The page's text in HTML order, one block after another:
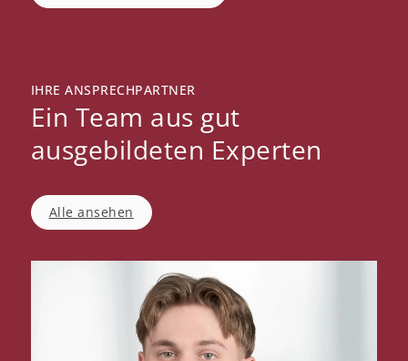
IHRE ANSPRECHPARTNER
Ein Team aus gut
ausgebildeten Experten
Alle ansehen